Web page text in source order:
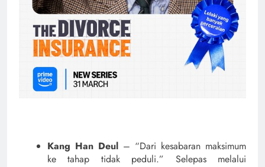
Kang Han Deul – “Dari kesabaran maksimum
ke tahap tidak peduli.” Selepas melalui